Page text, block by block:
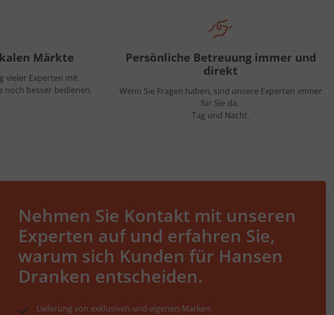
Märkte
vieler Experten mit
noch besser bedienen.
Persönliche Betreuung immer und
direkt
Wenn Sie Fragen haben, sind unsere Experten immer
für Sie da.
Tag und Nacht.
Nehmen Sie Kontakt mit unseren
Experten auf und erfahren Sie,
warum sich Kunden für Hansen
Dranken entscheiden.
Lieferung von exklusiven und eigenen Marken.